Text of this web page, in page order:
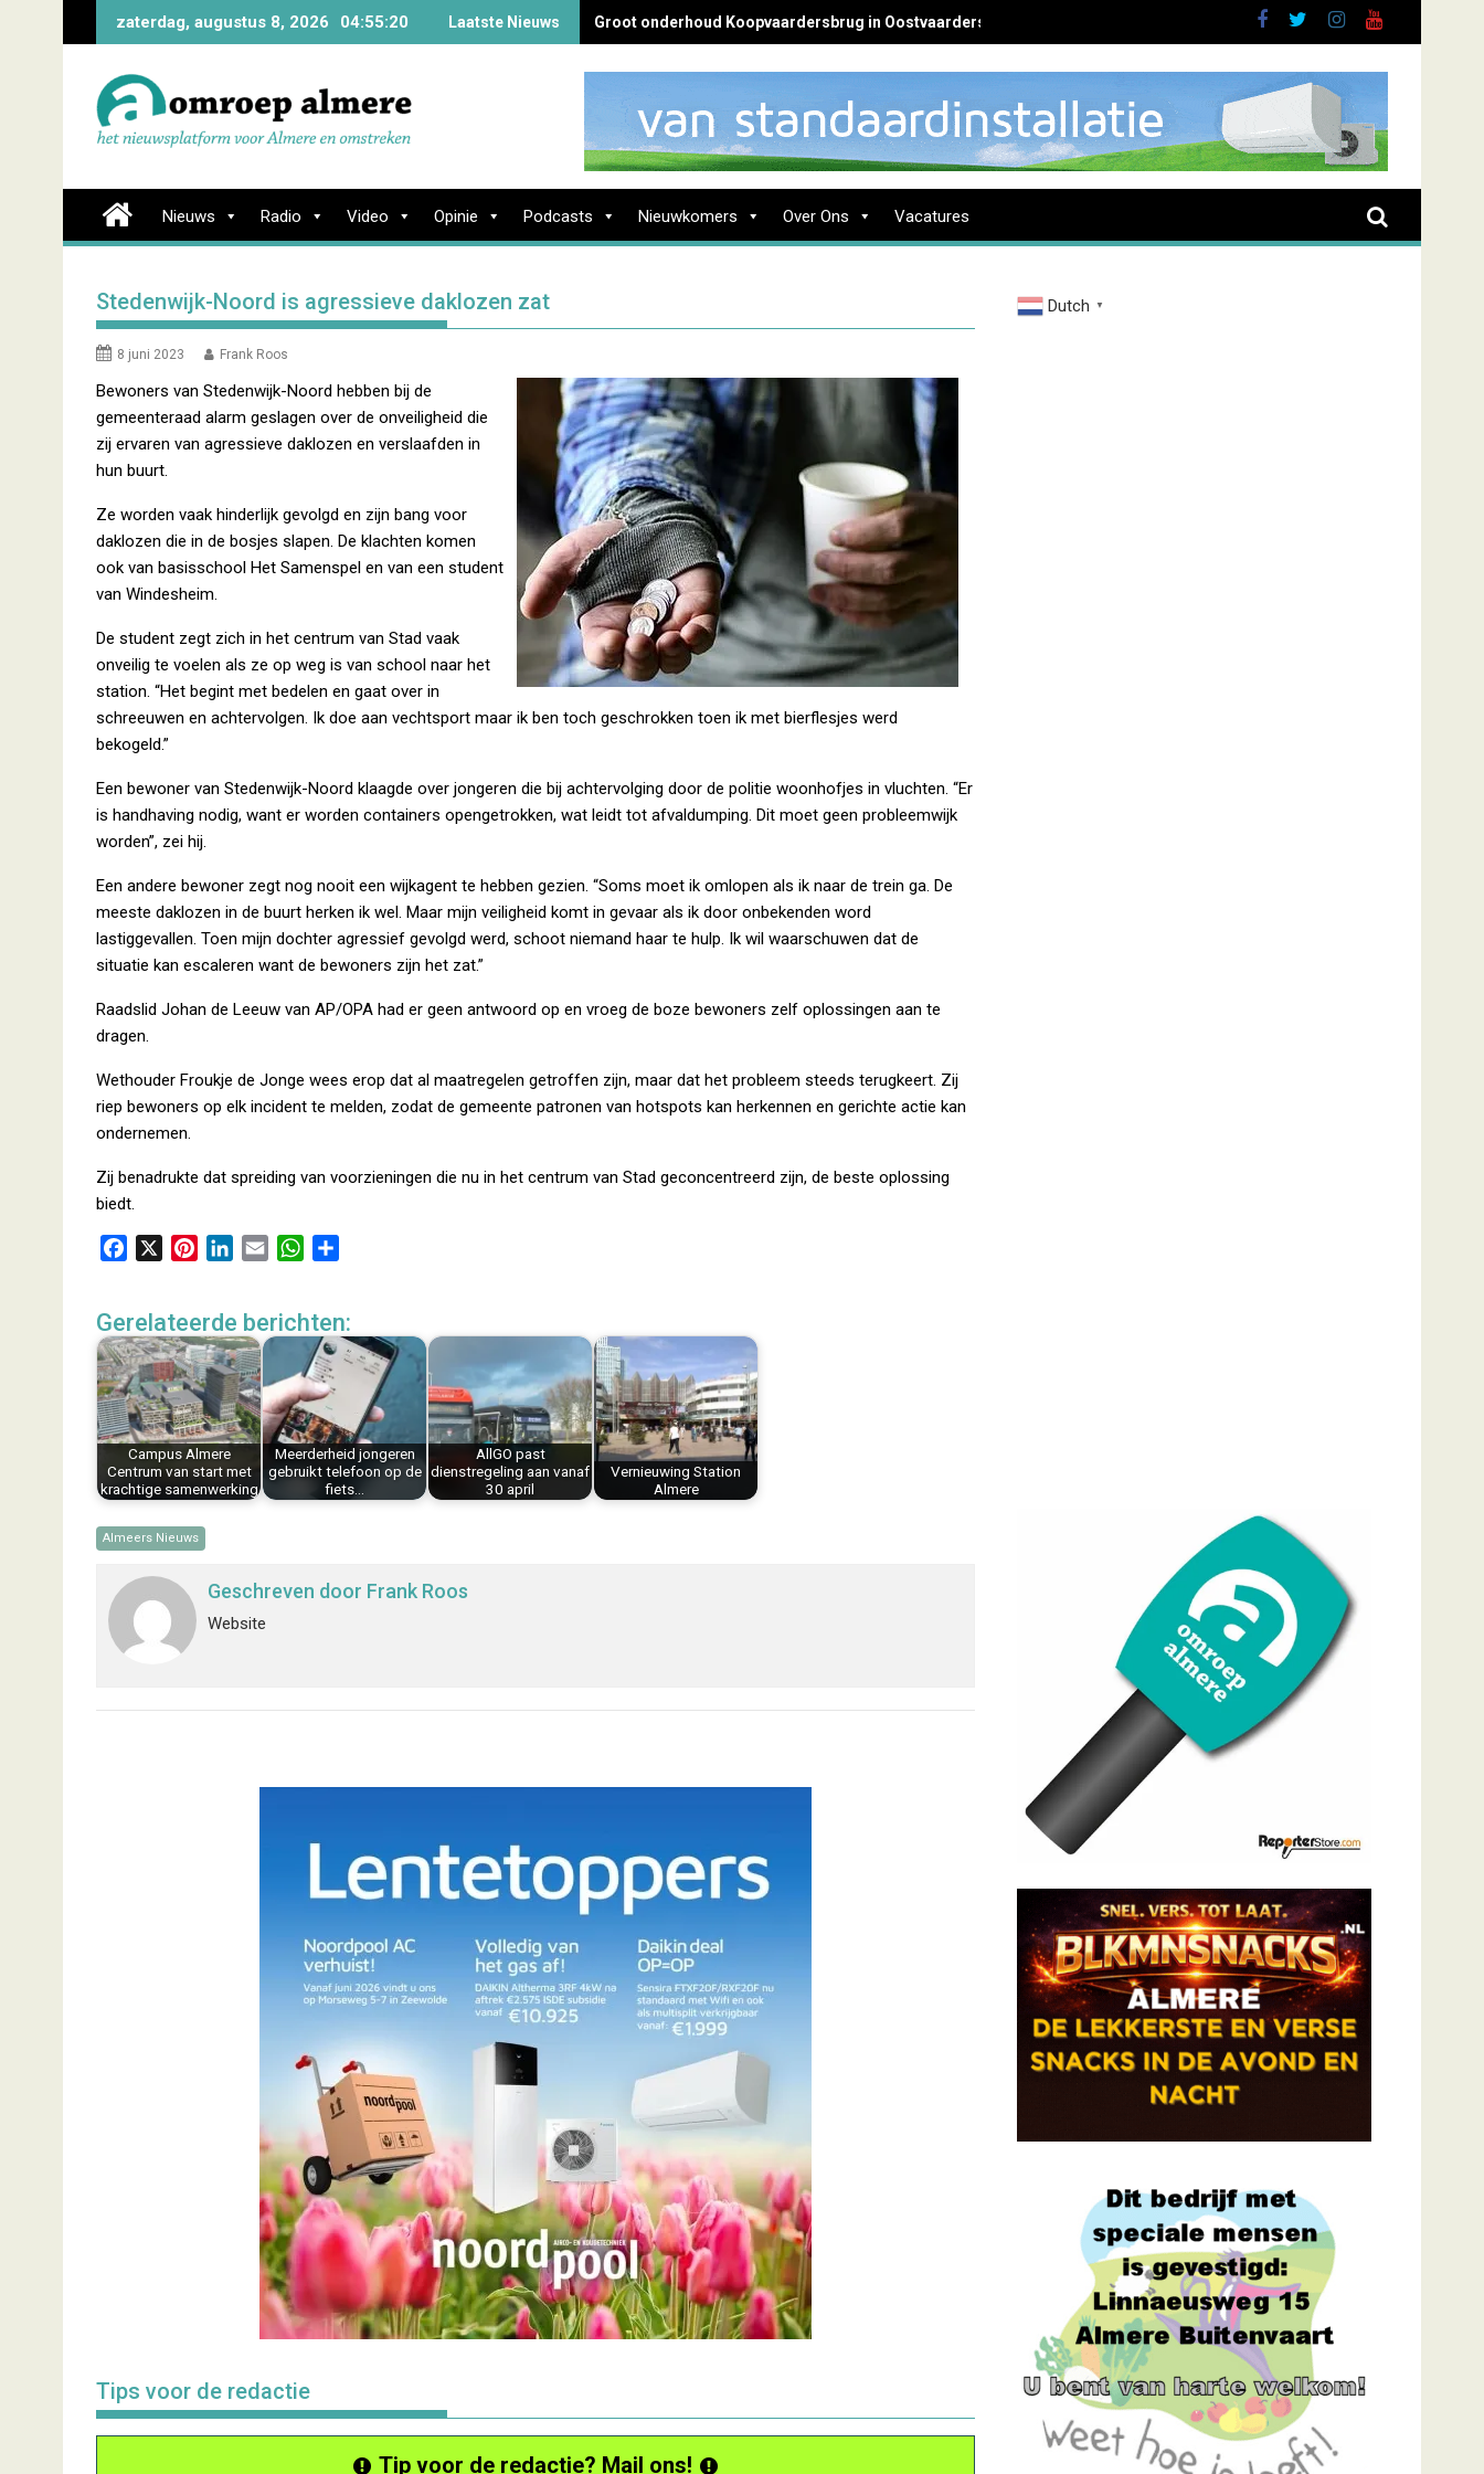
zaterdag, augustus 8, 2026 04:55:21 Laatste Nieuws Groot onderhoud Koopvaardersbrug in Oostvaardersbuurt
Nieuws Radio Video Opinie Podcasts Nieuwkomers Over Ons Vacatures
Stedenwijk-Noord is agressieve daklozen zat
8 juni 2023 Frank Roos
Bewoners van Stedenwijk-Noord hebben bij de
gemeenteraad alarm geslagen over de onveiligheid die
zij ervaren van agressieve daklozen en verslaafden in
hun buurt.
Ze worden vaak hinderlijk gevolgd en zijn bang voor
daklozen die in de bosjes slapen. De klachten komen
ook van basisschool Het Samenspel en van een student
van Windesheim.
De student zegt zich in het centrum van Stad vaak
onveilig te voelen als ze op weg is van school naar het
station. “Het begint met bedelen en gaat over in
schreeuwen en achtervolgen. Ik doe aan vechtsport maar ik ben toch geschrokken toen ik met bierflesjes werd
bekogeld.”
Een bewoner van Stedenwijk-Noord klaagde over jongeren die bij achtervolging door de politie woonhofjes in vluchten. “Er
is handhaving nodig, want er worden containers opengetrokken, wat leidt tot afvaldumping. Dit moet geen probleemwijk
worden”, zei hij.
Een andere bewoner zegt nog nooit een wijkagent te hebben gezien. “Soms moet ik omlopen als ik naar de trein ga. De
meeste daklozen in de buurt herken ik wel. Maar mijn veiligheid komt in gevaar als ik door onbekenden word
lastiggevallen. Toen mijn dochter agressief gevolgd werd, schoot niemand haar te hulp. Ik wil waarschuwen dat de
situatie kan escaleren want de bewoners zijn het zat.”
Raadslid Johan de Leeuw van AP/OPA had er geen antwoord op en vroeg de boze bewoners zelf oplossingen aan te
dragen.
Wethouder Froukje de Jonge wees erop dat al maatregelen getroffen zijn, maar dat het probleem steeds terugkeert. Zij
riep bewoners op elk incident te melden, zodat de gemeente patronen van hotspots kan herkennen en gerichte actie kan
ondernemen.
Zij benadrukte dat spreiding van voorzieningen die nu in het centrum van Stad geconcentreerd zijn, de beste oplossing
biedt.
e
b
o
o
k
t
e
r
e
s
t
k
e
d
I
n
i
W
t
s
A
p
p
e
n
Gerelateerde berichten:
Campus Almere
Centrum van start met
krachtige samenwerking
Meerderheid jongeren
gebruikt telefoon op de
fiets…
AllGO past
dienstregeling aan vanaf
30 april
Vernieuwing Station
Almere
Almeers Nieuws
Geschreven door Frank Roos
Website
Tips voor de redactie
Tip voor de redactie? Mail ons!
Dutch ▼